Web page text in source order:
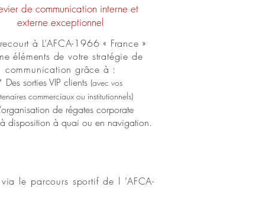
de communication interne et
externe exceptionnel
à L’AFCA-1966 « France »
éléments de votre stratégie de
communication grâce à :
Des sorties VIP clients (avec vos
commerciaux ou institutionnels)
de régates corporate
disposition à quai ou en navigation.
le parcours sportif de l ’AFCA-